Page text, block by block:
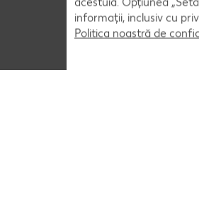
informații, inclusiv cu
Politica noastră de